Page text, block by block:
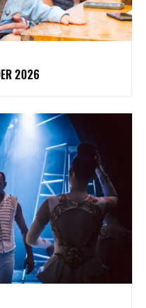
2026